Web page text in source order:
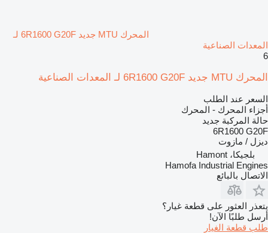
المحرك MTU جديد 6R1600 G20F لـ
المعدات الصناعية
6
المحرك MTU جديد 6R1600 G20F لـ المعدات الصناعية
السعر عند الطلب
أجزاء المحرك - المحرك
حالة المركبة جديد
6R1600 G20F
ديزل / مازوت
بلجيكا، Hamont
Hamofa Industrial Engines
الاتصال بالبائع
يتعذر العثور على قطعة غيار؟
أرسل طلبًا الآن!
طلب قطعة الغيار